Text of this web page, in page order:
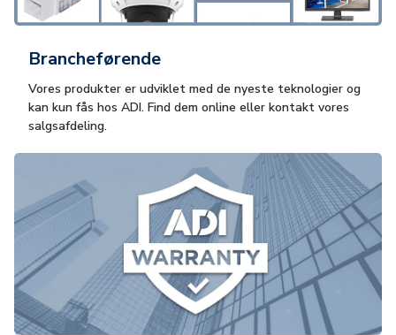
Brancheførende
Vores produkter er udviklet med de nyeste teknologier og
kan kun fås hos ADI. Find dem online eller kontakt vores
salgsafdeling.